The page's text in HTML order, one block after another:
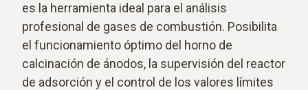
es la herramienta ideal para el análisis
profesional de gases de combustión. Posibilita
el funcionamiento óptimo del horno de
calcinación de ánodos, la supervisión del reactor
de adsorción y el control de los valores límites